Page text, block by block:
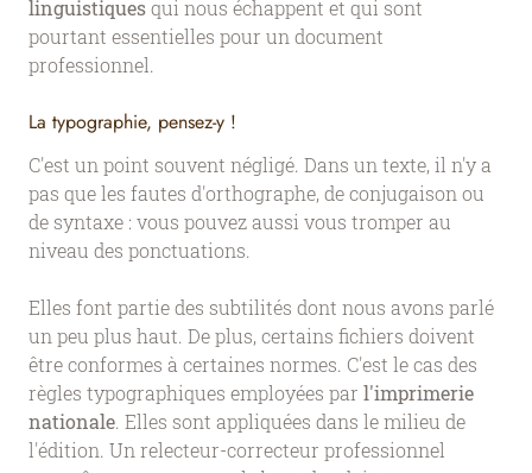
linguistiquesqui nous échappent et qui sont
pourtant essentielles pour un document
professionnel.
La typographie, pensez-y !
C'est un point souvent négligé. Dans un texte, il n'y a
pas que les fautes d'orthographe, de conjugaison ou
de syntaxe : vous pouvez aussi vous tromper au
niveau des ponctuations.
Elles font partie des subtilités dont nous avons parlé
un peu plus haut. De plus, certains fichiers doivent
être conformes à certaines normes. C'est le cas des
règles typographiques employées par l'imprimerie
nationale. Elles sont appliquées dans le milieu de
l'édition. Un relecteur-correcteur professionnel